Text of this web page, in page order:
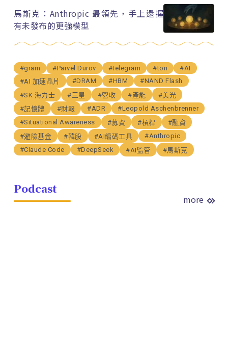
馬斯克：Anthropic 最領先，手上還握
有未發布的更強模型
#gram #Parvel Durov #telegram #ton
#AI
#AI 加速晶片
#DRAM #HBM
#NAND Flash
#SK 海力士
#三星 #營收 #產能
#美光
#記憶體
#財報 #ADR
#Leopold Aschenbrenner
#Situational Awareness
#募資 #槓桿
#融資
#避險基金
#韓股 #AI編碼工具
#Anthropic
#Claude Code
#DeepSeek #AI監管 #馬斯克
Podcast
more